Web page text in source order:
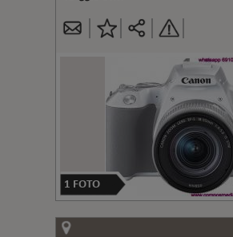
1 FOTO